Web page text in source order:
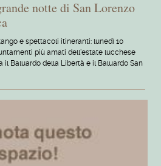
notte di San Lorenzo
e spettacoli itineranti: lunedì 10
più amati dell'estate lucchese
il Baluardo della Libertà e il Baluardo San